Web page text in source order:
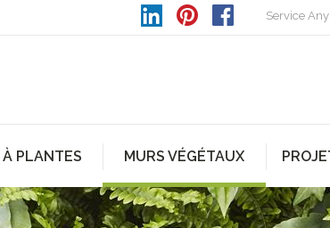
Service
À PLANTES MURS VÉGÉTAUX